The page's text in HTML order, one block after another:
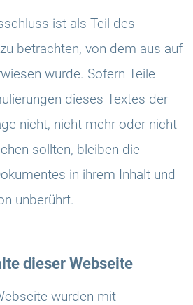
ist als Teil des
betrachten, von dem aus auf
wurde. Sofern Teile
dieses Textes der
nicht, nicht mehr oder nicht
sollten, bleiben die
in ihrem Inhalt und
unberührt.
dieser Webseite
wurden mit